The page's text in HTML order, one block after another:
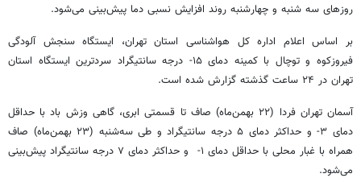
روزهای سه شنبه و چهارشنبه روند افزایش نسبی دما پیش‌بینی می‌شود.
بر اساس اعلام اداره کل هواشناسی استان تهران، ایستگاه سنجش آلودگی
فیروزکوه و توچال با کمینه دمای ۱۵- درجه سانتیگراد سردترین ایستگاه استان
تهران در ۲۴ ساعت گذشته گزارش شده است.
آسمان تهران فردا (۲۲ بهمن‌ماه) صاف تا قسمتی ابری، گاهی وزش باد با حداقل
دمای ۳- و حداکثر دمای ۵ درجه سانتیگراد و طی ‌سه‌شنبه (۲۳ بهمن‌ماه) صاف
همراه با غبار محلی با حداقل دمای ۱- و حداکثر دمای ۷ درجه سانتیگراد پیش‌بینی
می‌شود.